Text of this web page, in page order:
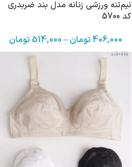
نیم‌تنه ورزشی زنانه مدل بند ضربدری
کد 5700
406,000تومان–
514,000تومان